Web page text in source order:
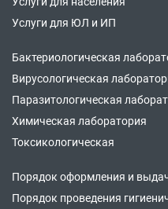
Услуги для ЮЛ и ИП
Бактериологическая
Вирусологическая
Паразитологическая
Химическая лаборатория
Токсикологическая
Порядок оформления и
Порядок проведения